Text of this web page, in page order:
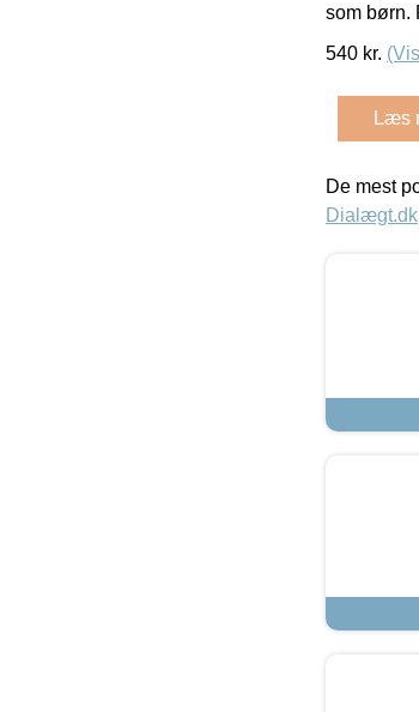
som børn.
540 kr.
Læs
De mest
Dialægt.dk